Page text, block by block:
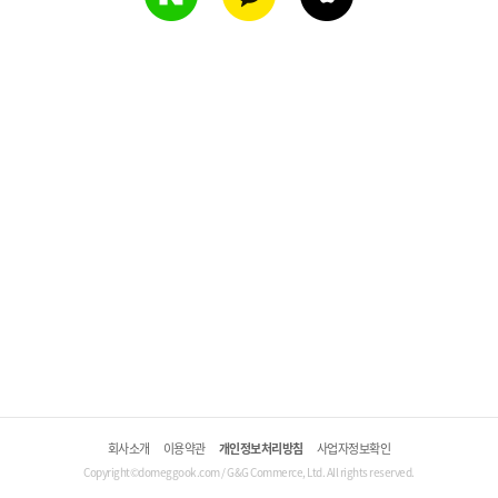
회사소개 이용약관 개인정보처리방침 사업자정보확인
Copyright©domeggook.com / G&G Commerce, Ltd. All rights reserved.